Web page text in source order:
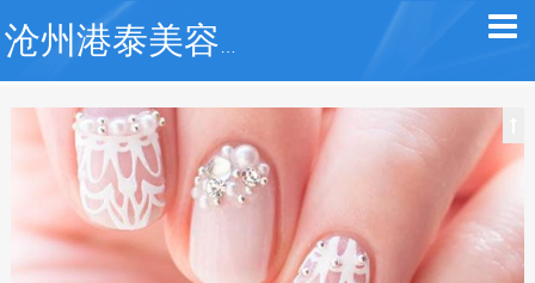
沧州港泰学校好不好